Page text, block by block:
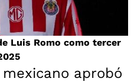
Luis Romo como tercer
aprobó